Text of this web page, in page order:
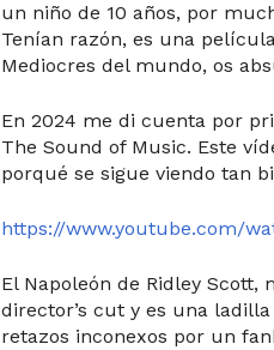
un niño de 10 años, por
Tenían razón, es una
Mediocres del mundo, os
En 2024 me di cuenta por
The Sound of Music. Este
porqué se sigue viendo tan
https://www.youtube.com/
El Napoleón de Ridley Scott,
director’s cut y es una
retazos inconexos por un